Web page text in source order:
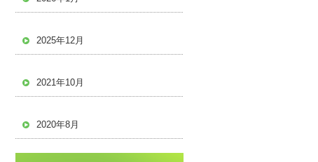
2025年12月
2021年10月
2020年8月